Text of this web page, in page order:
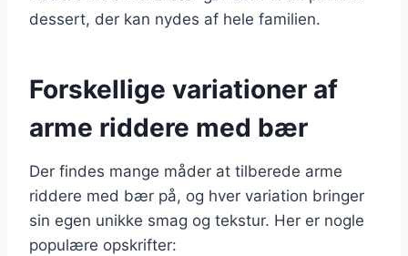
dessert, der kan nydes af hele familien.
Forskellige variationer af
arme riddere med bær
Der findes mange måder at tilberede arme
riddere med bær på, og hver variation bringer
sin egen unikke smag og tekstur. Her er nogle
populære opskrifter: